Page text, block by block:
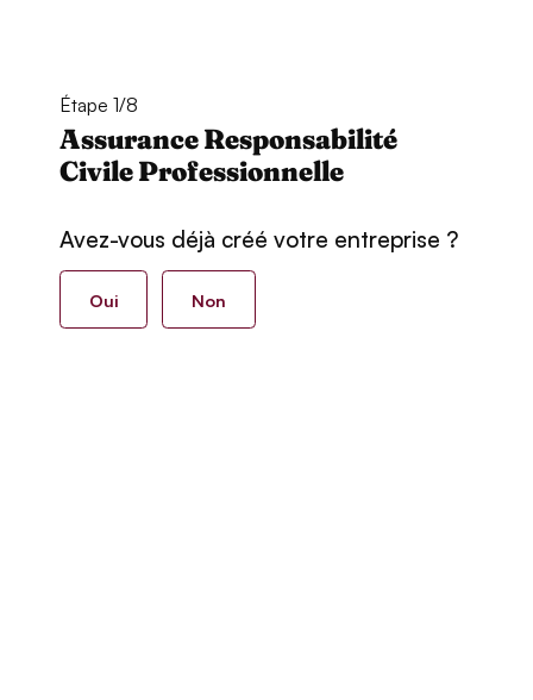
Étape 1/8
Assurance Responsabilité
Civile Professionnelle
Avez-vous déjà créé votre entreprise ?
Oui Non